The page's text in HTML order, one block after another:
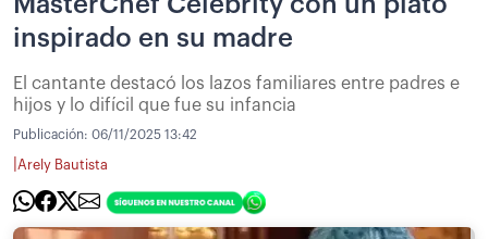
inspirado en su madre
El cantante destacó los lazos familiares entre padres e
hijos y lo difícil que fue su infancia
Publicación: 06/11/2025 13:42
Arely Bautista